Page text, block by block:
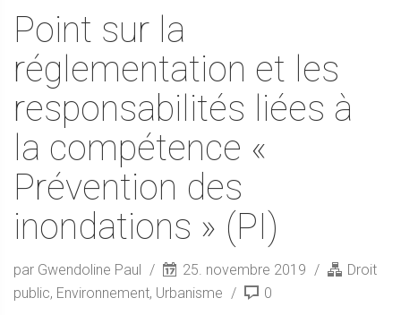
Point sur la
réglementation et les
responsabilités liées à
la compétence «
Prévention des
inondations » (PI)
par Gwendoline Paul 25. novembre 2019
Droit
public, Environnement, Urbanisme 0